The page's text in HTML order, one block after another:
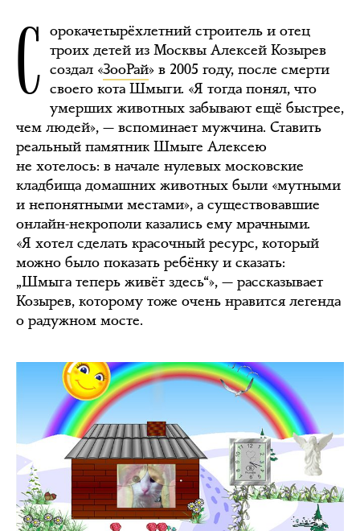
С орокачетырёхлетний строитель и отец
троих детей из Москвы Алексей Козырев
создал «ЗооРай» в 2005 году, после смерти
своего кота Шмыги. «Я тогда понял, что
умерших животных забывают ещё быстрее,
чем людей», — вспоминает мужчина. Ставить
реальный памятник Шмыге Алексею
не хотелось: в начале нулевых московские
кладбища домашних животных были «мутными
и непонятными местами», а существовавшие
онлайн-некрополи казались ему мрачными.
«Я хотел сделать красочный ресурс, который
можно было показать ребёнку и сказать:
„Шмыга теперь живёт здесь“», — рассказывает
Козырев, которому тоже очень нравится легенда
о радужном мосте.